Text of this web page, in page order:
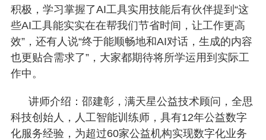
积极，学习掌握了AI工具实用技能后有伙伴提到“这
些AI工具能实实在在帮我们节省时间，让工作更高
效”，还有人说“终于能顺畅地和AI对话，生成的内容
也更贴合需求了”，大家都期待将所学运用到实际工
作中。
讲师介绍：邵建彰，满天星公益技术顾问，全思
科技创始人，人工智能训练师，具有12年公益数字
化服务经验，为超过60家公益机构实现数字化业务